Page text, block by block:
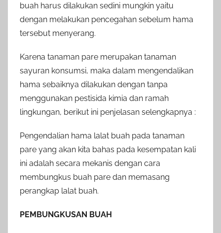
buah harus dilakukan sedini mungkin yaitu
dengan melakukan pencegahan sebelum hama
tersebut menyerang.
Karena tanaman pare merupakan tanaman
sayuran konsumsi, maka dalam mengendalikan
hama sebaiknya dilakukan dengan tanpa
menggunakan pestisida kimia dan ramah
lingkungan, berikut ini penjelasan selengkapnya :
Pengendalian hama lalat buah pada tanaman
pare yang akan kita bahas pada kesempatan kali
ini adalah secara mekanis dengan cara
membungkus buah pare dan memasang
perangkap lalat buah.
PEMBUNGKUSAN BUAH